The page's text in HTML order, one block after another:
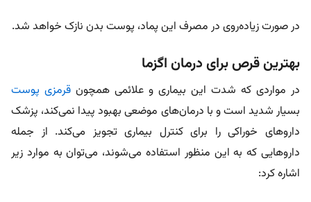
در صورت زیاده‌روی در مصرف این پماد، پوست بدن نازک خواهد شد.
بهترین قرص برای درمان اگزما
در مواردی که شدت این بیماری و علائمی همچون قرمزی پوست
بسیار شدید است و با درمان‌های موضعی بهبود پیدا نمی‌کند، پزشک
داروهای خوراکی را برای کنترل بیماری تجویز می‌کند. از جمله
داروهایی که به این منظور استفاده می‌شوند، می‌توان به موارد زیر
اشاره کرد: